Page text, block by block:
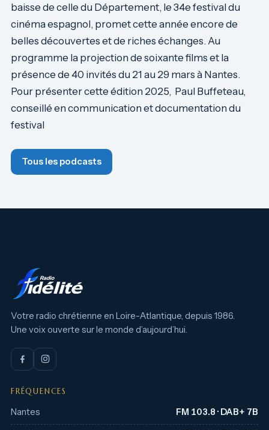
baisse de celle du Département, le 34e festival du
cinéma espagnol, promet cette année encore de
belles découvertes et de riches échanges. Au
programme la projection de soixante films et la
présence de 40 invités du 21 au 29 mars à Nantes.
Pour présenter cette édition 2025, Paul Buffeteau,
conseillé en communication et documentation du
festival
Tous les podcasts
Votre radio chrétienne en Loire-Atlantique, depuis 1986.
Une voix ouverte sur le monde d’aujourd’hui.
FRÉQUENCES
Nantes FM 103.8 · DAB+ 7B